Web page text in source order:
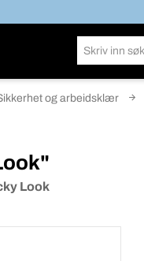
og arbeidsklær
Look